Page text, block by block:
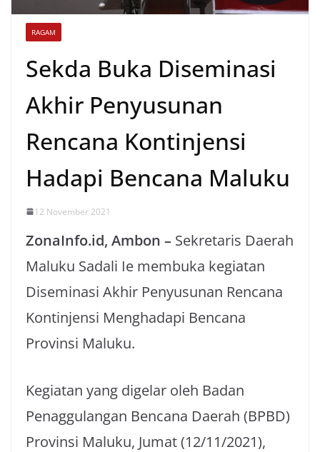
RAGAM
Sekda Buka Diseminasi
Akhir Penyusunan
Rencana Kontinjensi
Hadapi Bencana Maluku
12 November 2021
ZonaInfo.id, Ambon – Sekretaris Daerah
Maluku Sadali Ie membuka kegiatan
Diseminasi Akhir Penyusunan Rencana
Kontinjensi Menghadapi Bencana
Provinsi Maluku.
Kegiatan yang digelar oleh Badan
Penaggulangan Bencana Daerah (BPBD)
Provinsi Maluku, Jumat (12/11/2021),